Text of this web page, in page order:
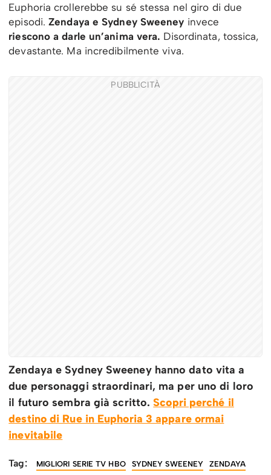
Euphoria crollerebbe su sé stessa nel giro di due
episodi. Zendaya e Sydney Sweeney invece
riescono a darle un’anima vera. Disordinata, tossica,
devastante. Ma incredibilmente viva.
PUBBLICITÀ
Zendaya e Sydney Sweeney hanno dato vita a
due personaggi straordinari, ma per uno di loro
il futuro sembra già scritto.Scopri perché il
destino di Rue in Euphoria 3 appare ormai
inevitabile
Tag: MIGLIORI SERIE TV HBO SYDNEY SWEENEY ZENDAYA